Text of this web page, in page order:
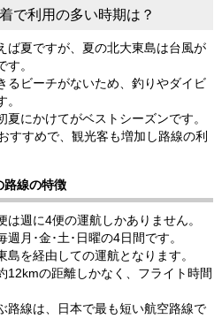
で利用の多い時期は？
ば夏ですが、夏の北大東島は台風が
。
るビーチがないため、釣りやダイビ
にかけてがベストシーズンです。
すすめで、観光客も増加し路線の利
路線の特徴
週に4便の運航しかありません。
月･金･土･日曜の4日間です。
を経由しての運航となります。
12kmの距離しかなく、フライト時間
路線は、日本で最も短い航空路線で